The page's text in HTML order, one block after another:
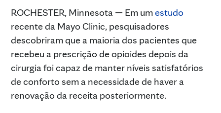
ROCHESTER, Minnesota — Em umestudo
recente da Mayo Clinic, pesquisadores
descobriram que a maioria dos pacientes que
recebeu a prescrição de opioides depois da
cirurgia foi capaz de manter níveis satisfatórios
de conforto sem a necessidade de haver a
renovação da receita posteriormente.